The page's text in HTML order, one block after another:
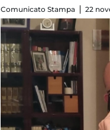
Comunicato Stampa 22